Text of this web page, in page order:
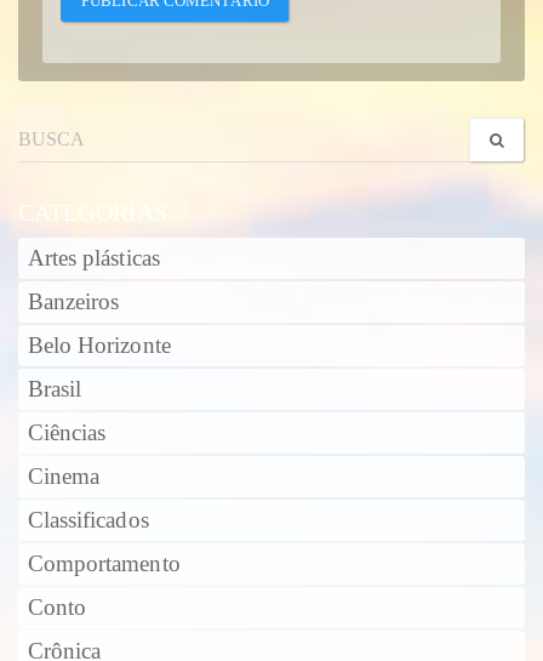
CATEGORIAS
Artes plásticas
Banzeiros
Belo Horizonte
Brasil
Ciências
Cinema
Classificados
Comportamento
Conto
Crônica